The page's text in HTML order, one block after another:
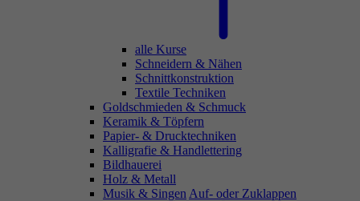
alle Kurse
Schneidern & Nähen
Schnittkonstruktion
Textile Techniken
Goldschmieden & Schmuck
Keramik & Töpfern
Papier- & Drucktechniken
Kalligrafie & Handlettering
Bildhauerei
Holz & Metall
Musik & Singen Auf- oder Zuklappen